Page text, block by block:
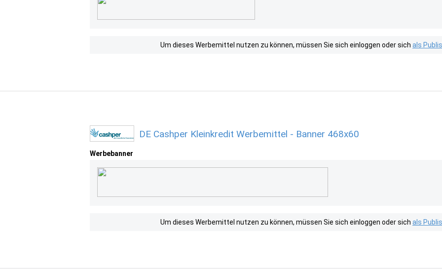
Um dieses Werbemittel nutzen zu können, müssen Sie sich einloggen oder sich als
DE Cashper Kleinkredit Werbemittel - Banner 468x60
Werbebanner
Um dieses Werbemittel nutzen zu können, müssen Sie sich einloggen oder sich als